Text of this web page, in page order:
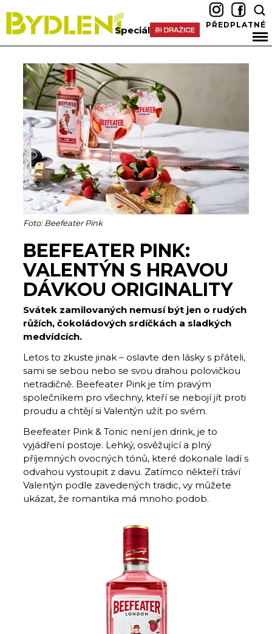
Speciál PŘEDPLATNÉ
Foto: Beefeater Pink
BEEFEATER PINK:
VALENTÝN S HRAVOU
DÁVKOU ORIGINALITY
Svátek zamilovaných nemusí být jen o rudých
růžích, čokoládových srdíčkách a sladkých
medvídcích.
Letos to zkuste jinak – oslavte den lásky s přáteli,
sami se sebou nebo se svou drahou polovičkou
netradičně. Beefeater Pink je tím pravým
společníkem pro všechny, kteří se nebojí jít proti
proudu a chtějí si Valentýn užít po svém.
Beefeater Pink & Tonic není jen drink, je to
vyjádření postoje. Lehký, osvěžující a plný
příjemných ovocných tónů, které dokonale ladí s
odvahou vystoupit z davu. Zatímco někteří tráví
Valentýn podle zavedených tradic, vy můžete
ukázat, že romantika má mnoho podob.